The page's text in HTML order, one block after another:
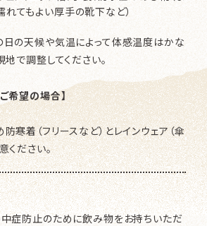
てもよい厚手の靴下など）
の天候や気温によって体感温度はかな
地で調整してください。
希望の場合】
寒着（フリースなど）とレインウェア（傘
ください。
症防止のために飲み物をお持ちいただ